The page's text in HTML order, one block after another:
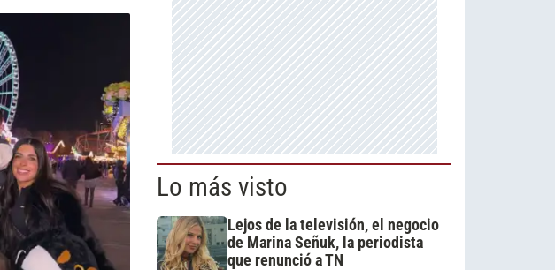
Lo más visto
Lejos de la televisión, el negocio
de Marina Señuk, la periodista
que renunció a TN